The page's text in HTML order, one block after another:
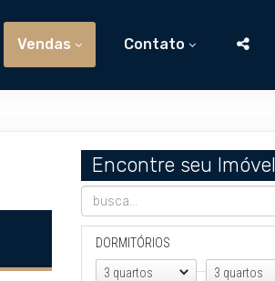
Vendas Contato
Encontre seu Imóvel
DORMITÓRIOS
3 quartos 3 quartos